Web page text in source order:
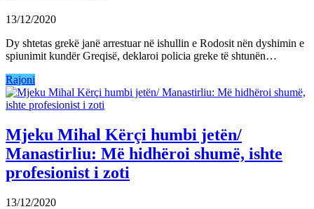
13/12/2020
Dy shtetas grekë janë arrestuar në ishullin e Rodosit nën dyshimin e
spiunimit kundër Greqisë, deklaroi policia greke të shtunën…
Rajoni
Mjeku Mihal Kërçi humbi jetën/
Manastirliu: Më hidhëroi shumë, ishte
profesionist i zoti
13/12/2020